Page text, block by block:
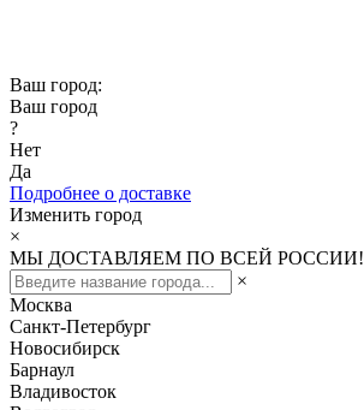
Ваш город:
Ваш город
?
Нет
Да
Подробнее о доставке
Изменить город
×
МЫ ДОСТАВЛЯЕМ ПО ВСЕЙ РОССИИ!
×
Москва
Санкт-Петербург
Новосибирск
Барнаул
Владивосток